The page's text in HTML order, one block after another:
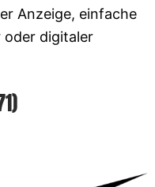
Anzeige, einfache
oder digitaler